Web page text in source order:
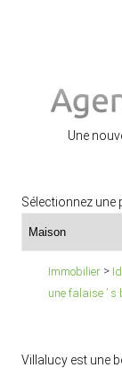
Une
Sélectionnez une
Immobilier >
une falaise ’
Villalucy est une